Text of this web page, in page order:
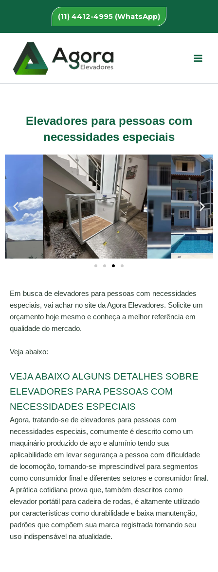
conteúdo
(11) 4412-4995 (WhatsApp)
Elevadores para pessoas com
necessidades especiais
Em busca de elevadores para pessoas com necessidades
especiais, vai achar no site da Agora Elevadores. Solicite um
orçamento hoje mesmo e conheça a melhor referência em
qualidade do mercado.
Veja abaixo:
VEJA ABAIXO ALGUNS DETALHES SOBRE
ELEVADORES PARA PESSOAS COM
NECESSIDADES ESPECIAIS
Agora, tratando-se de elevadores para pessoas com
necessidades especiais, comumente é descrito como um
maquinário produzido de aço e alumínio tendo sua
aplicabilidade em levar segurança a pessoa com dificuldade
de locomoção, tornando-se imprescindível para segmentos
como consumidor final e diferentes setores e consumidor final.
A prática cotidiana prova que, também descritos como
elevador portátil para cadeira de rodas, é altamente utilizado
por características como durabilidade e baixa manutenção,
padrões que compõem sua marca registrada tornando seu
uso indispensável na atualidade.